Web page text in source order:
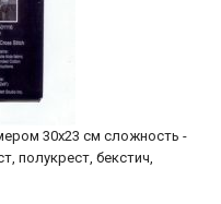
30х23 см сложность -
полукрест, бекстич,